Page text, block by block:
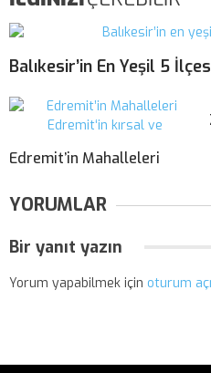
Balıkesir’in En Yeşil 5
Edremit’in Mahalleleri
YORUMLAR
Bir yanıt yazın
Yorum yapabilmek için oturum